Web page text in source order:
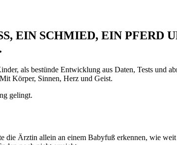
EIN SCHMIED, EIN PFERD
als bestünde Entwicklung aus Daten, Tests und
Körper, Sinnen, Herz und Geist.
gelingt.
die Ärztin allein an einem Babyfuß erkennen, wie